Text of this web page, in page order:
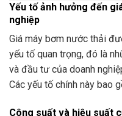
Yếu tố ảnh hưởng đến
nghiệp
Giá máy bơm nước thải
yếu tố quan trọng, đó là
và đầu tư của doanh
Các yếu tố chính này bao
Công suất và hiệu suất